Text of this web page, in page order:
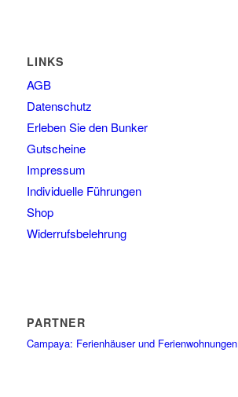
LINKS
AGB
Datenschutz
Erleben Sie den Bunker
Gutscheine
Impressum
Individuelle Führungen
Shop
Widerrufsbelehrung
PARTNER
Campaya: Ferienhäuser und Ferienwohnungen